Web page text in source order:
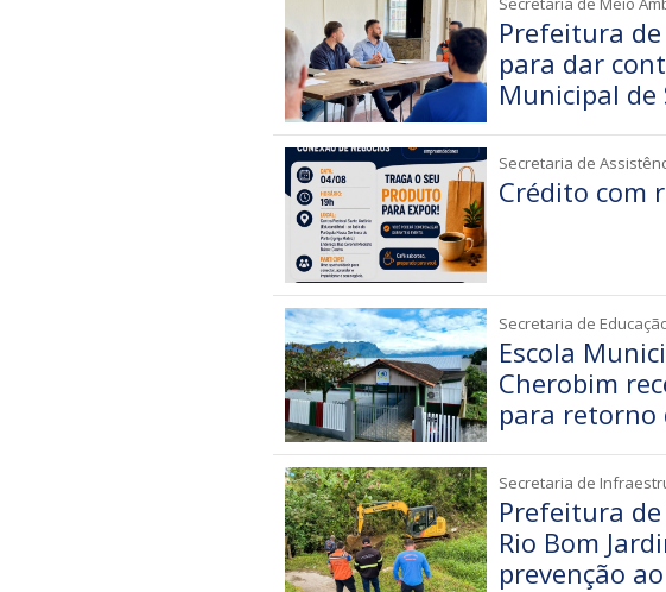
Prefeitura
para dar
Municipal de
Secretaria de
Crédito com
Secretaria de
Escola
Cherobim
para retorno
Secretaria de
Prefeitura
Rio Bom
prevenção